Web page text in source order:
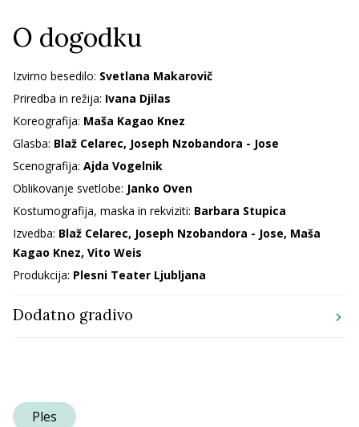
O dogodku
Izvirno besedilo: Svetlana Makarovič
Priredba in režija: Ivana Djilas
Koreografija: Maša Kagao Knez
Glasba: Blaž Celarec, Joseph Nzobandora - Jose
Scenografija: Ajda Vogelnik
Oblikovanje svetlobe: Janko Oven
Kostumografija, maska in rekviziti: Barbara Stupica
Izvedba: Blaž Celarec, Joseph Nzobandora - Jose, Maša
Kagao Knez, Vito Weis
Produkcija: Plesni Teater Ljubljana
Dodatno gradivo chevron_right
Ples